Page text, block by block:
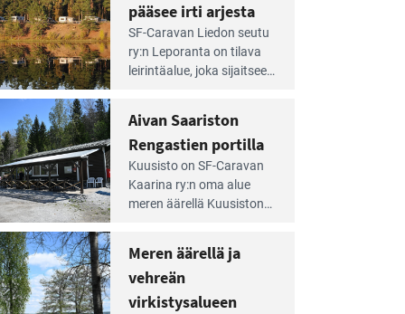
pääsee irti arjesta
SF-Caravan Liedon seutu
ry:n Leporanta on tilava
leirintäalue, joka sijaitsee
ympärillä. – Lampi on
upea ja puhdas, ja se
tarjoaa ympäris­töineen
kauniit maisemat ja
loistavat virkistäytymis­
Aivan Saariston
Rengastien portilla
Kuusisto on SF-Caravan
Kaarina ry:n oma alue
meren äärellä Kuusiston
lapsiystävällinen,
rauhallinen ja
silmiinpistävän siisti.
Meren äärellä ja
vehreän
virkistysalueen